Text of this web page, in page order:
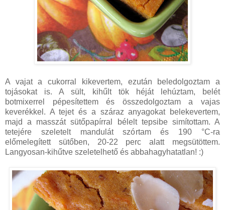
A vajat a cukorral kikevertem, ezután beledolgoztam a
tojásokat is. A sült, kihűlt tök héját lehúztam, belét
botmixerrel pépesítettem és összedolgoztam a vajas
keverékkel. A tejet és a száraz anyagokat belekevertem,
majd a masszát sütőpapírral bélelt tepsibe simítottam. A
tetejére szeletelt mandulát szórtam és 190 °C-ra
előmelegített sütőben, 20-22 perc alatt megsütöttem.
Langyosan-kihűtve szeletelhető és abbahagyhatatlan! :)